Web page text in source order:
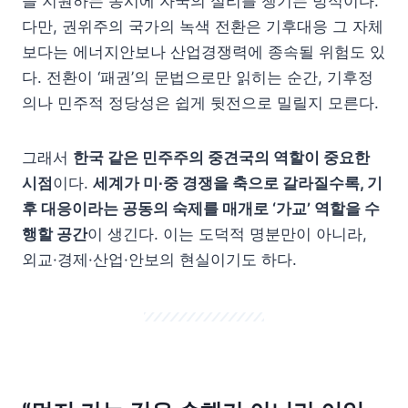
다만, 권위주의 국가의 녹색 전환은 기후대응 그 자체
보다는 에너지안보나 산업경쟁력에 종속될 위험도 있
다. 전환이 ‘패권’의 문법으로만 읽히는 순간, 기후정
의나 민주적 정당성은 쉽게 뒷전으로 밀릴지 모른다.
그래서 한국 같은 민주주의 중견국의 역할이 중요한
시점이다. 세계가 미∙중 경쟁을 축으로 갈라질수록, 기
후 대응이라는 공동의 숙제를 매개로 ‘가교’ 역할을 수
행할 공간이 생긴다. 이는 도덕적 명분만이 아니라,
외교·경제·산업·안보의 현실이기도 하다.